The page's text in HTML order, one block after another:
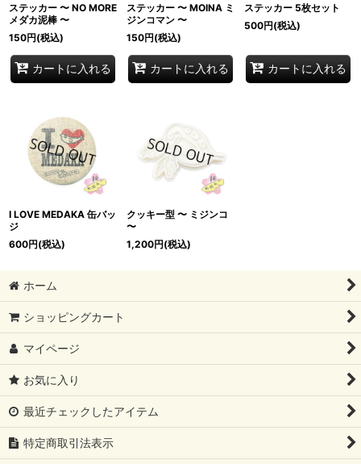
ステッカー 〜 NO MORE
メダカ泥棒 〜
150円(税込)
カートに入れる
ステッカー 〜 MOINA ミ
ジンコマン 〜
150円(税込)
カートに入れる
ステッカー 5枚セット
500円(税込)
カートに入れる
I LOVE MEDAKA 缶バッ
ジ
600円(税込)
クッキー型 〜 ミジンコ
〜
1,200円(税込)
ホーム
ショッピングカート
マイページ
お気に入り
最近チェックしたアイテム
特定商取引法表示